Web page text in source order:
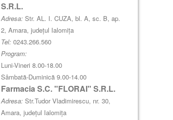
S.R.L.
Adresa:Str. AL. I. CUZA, bl. A, sc. B, ap.
2, Amara, județul Ialomița
Tel:0243.266.560
Program:
Luni-Vineri 8.00-18.00
Sâmbată-Duminică 9.00-14.00
Farmacia S.C. "FLORAI" S.R.L.
Adresa:Str.Tudor Vladimirescu, nr. 30,
Amara, județul Ialomița